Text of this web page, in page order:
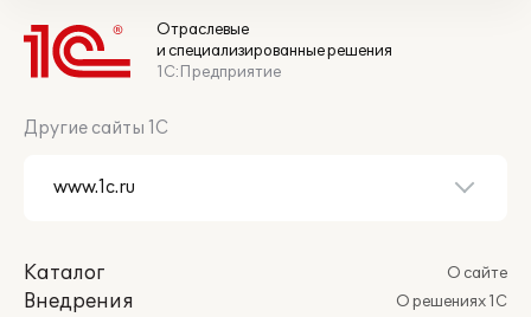
Отраслевые
и специализированные решения
1С:Предприятие
Другие сайты 1С
Каталог
Внедрения
О сайте
О решениях 1С